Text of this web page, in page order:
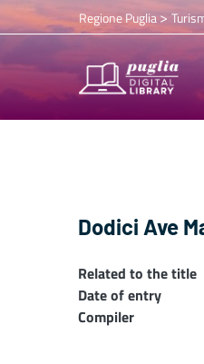
Regione Puglia>
Dodici Ave
Related to the title
Date of entry
Compiler